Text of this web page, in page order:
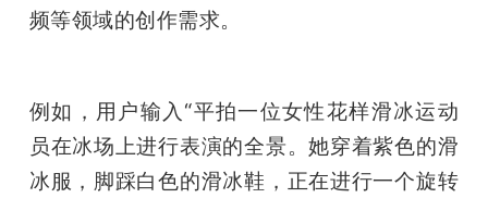
频等领域的创作需求。
例如，用户输入“平拍一位女性花样滑冰运动
员在冰场上进行表演的全景。她穿着紫色的滑
冰服，脚踩白色的滑冰鞋，正在进行一个旋转